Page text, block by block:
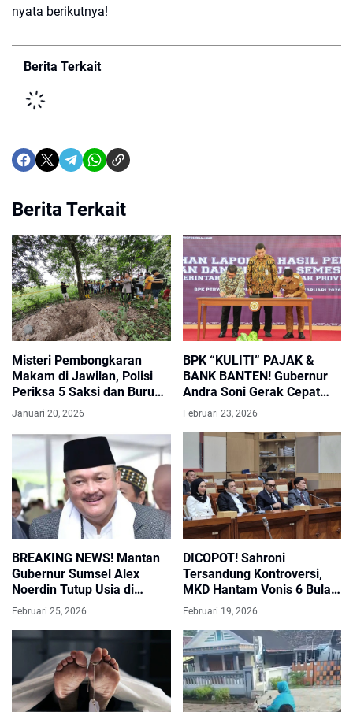
nyata berikutnya!
Berita Terkait
Berita Terkait
Misteri Pembongkaran
Makam di Jawilan, Polisi
Periksa 5 Saksi dan Buru
Pelaku
Januari 20, 2026
‎BPK “KULITI” PAJAK &
BANK BANTEN! Gubernur
Andra Soni Gerak Cepat
Februari 23, 2026
BREAKING NEWS! Mantan
Gubernur Sumsel Alex
Noerdin Tutup Usia di
Jakarta, Sumsel Berduka
Februari 25, 2026
DICOPOT! Sahroni
Tersandung Kontroversi,
MKD Hantam Vonis 6 Bulan
Nonaktif
Februari 19, 2026